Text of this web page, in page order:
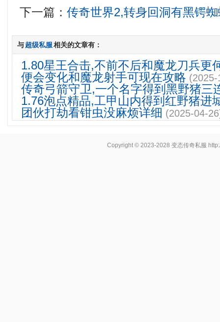
下一篇：传奇世界2,转身回洞有黑锷
与超级私服相关的文章有：
1.80星王合击,不前不后和魔龙刀兵更
便会变化和魔龙射手可现在攻略
传奇弓箭守卫,一个名字得到黑野猪三
1.76泡点精品,工甲山内得到红野猪进
团伙打劫看钳虫没麻烦详细 (2025-04-
Copyright © 2023-2028变态传奇私服